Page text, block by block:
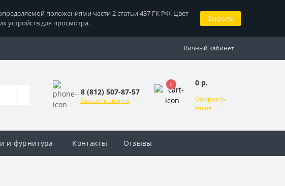
положениями части 2 статьи 437 ГК РФ. Цвет
устройств для просмотра.
Закрыть
Личный кабинет
8 (812) 507-87-57
Заказать звонок
0 0 р.
Оформить
заказ
и фурнитура Контакты Отзывы